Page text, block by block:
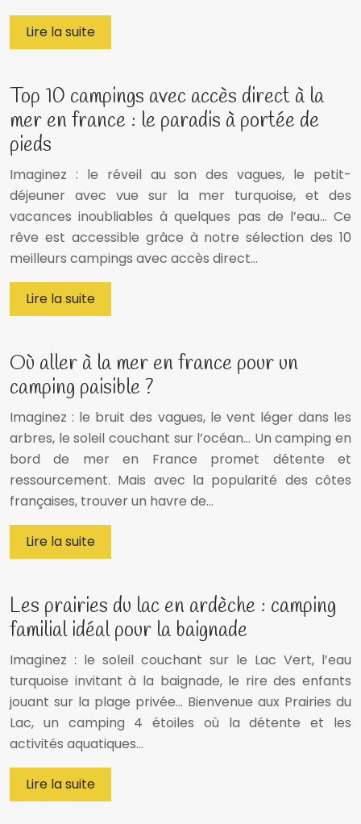
Lire la suite
Top 10 campings avec accès direct à la
mer en france : le paradis à portée de
pieds
Imaginez : le réveil au son des vagues, le petit-
déjeuner avec vue sur la mer turquoise, et des
vacances inoubliables à quelques pas de l’eau… Ce
rêve est accessible grâce à notre sélection des 10
meilleurs campings avec accès direct…
Lire la suite
Où aller à la mer en france pour un
camping paisible ?
Imaginez : le bruit des vagues, le vent léger dans les
arbres, le soleil couchant sur l’océan… Un camping en
bord de mer en France promet détente et
ressourcement. Mais avec la popularité des côtes
françaises, trouver un havre de…
Lire la suite
Les prairies du lac en ardèche : camping
familial idéal pour la baignade
Imaginez : le soleil couchant sur le Lac Vert, l’eau
turquoise invitant à la baignade, le rire des enfants
jouant sur la plage privée… Bienvenue aux Prairies du
Lac, un camping 4 étoiles où la détente et les
activités aquatiques…
Lire la suite